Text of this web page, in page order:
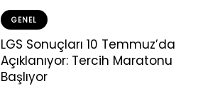
GENEL
LGS Sonuçları 10 Temmuz’da
Açıklanıyor: Tercih Maratonu
Başlıyor